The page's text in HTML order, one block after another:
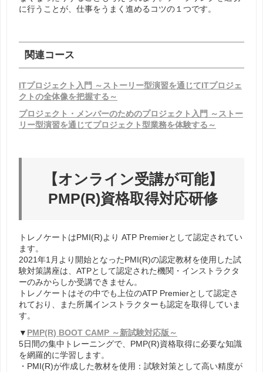
に行うことが、仕事をうまく進めるコツの１つです。
関連コース
ITプロジェクト入門 ～ストーリー型演習を通じてITプロジェ
クトの全体像を把握する～
プロジェクト・メンバーのためのプロジェクト入門 ～ストー
リー型演習を通じてプロジェクト型業務を体験する～
【オンライン受講が可能】
PMP(R)資格取得対応研修
トレノケートはPMI(R)より ATP Premierとして認定されてい
ます。
2021年1月より開始となったPMI(R)の認定教材を使用した試
験対策講座は、ATPとして認定された機関・インストラクタ
ーのみからしか受講できません。
トレノケートはその中でも上位のATP Premierとして認定さ
れており、また所属インストラクターも認定を取得していま
す。
▼ PMP(R) BOOT CAMP ～新試験対応版～
5日間の集中トレーニングで、PMP(R)資格取得に必要な知識
を網羅的に学習します。
・PMI(R)が作成した教材を使用：試験対策として高い精度が